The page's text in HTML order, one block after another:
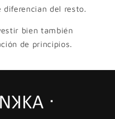
del resto.
bien también
de principios.